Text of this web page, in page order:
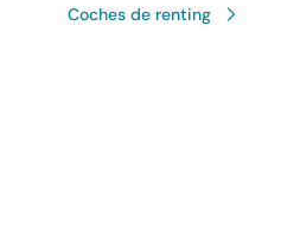
Coches de renting